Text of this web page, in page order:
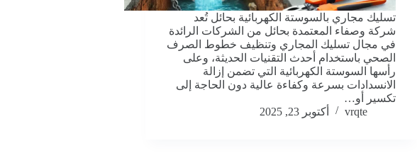
تسليك مجاري بالسوستة الكهربائية بحائل تُعد
شركة وصفاء المعتمدة بحائل من الشركات الرائدة
في مجال تسليك المجاري وتنظيف خطوط الصرف
الصحي باستخدام أحدث التقنيات الحديثة، وعلى
رأسها السوستة الكهربائية التي تضمن إزالة
الانسدادات بسرعة وكفاءة عالية دون الحاجة إلى
تكسير أو…
vrqte
أكتوبر 23, 2025